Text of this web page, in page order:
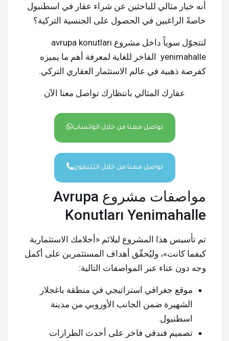
أنه خيار مثالي للباحثين عن شراء عقار في اسطنبول
خاصةً الراغبين في الحصول على الجنسية التركية؟
لنتجوّل سوياً داخل مشروع avrupa konutları
yenimahalle الفاخر للغاية لمعرفة أهم ما يميزه
كفرصة ذهبية في عالم الاستثمار العقاري التركي.
عقارك المثالي بانتظارك تواصل معنا الآن
تواصل معنا من خلال الواتساب
تواصل معنا من خلال التليفون
مواصفات مشروع Avrupa
Konutları Yenimahalle
تم تأسيس هذا المشروع ليلائم «أحلامك الاستثمارية
كيفما كانت»، وليُحقّق أهداف المستثمرين على أكمل
وجه دون عناء عبر المواصفات التالية:
موقع جغرافي استراتيجي في منطقة باغجلار
الشهيرة ضمن الجانب الأوروبي من مدينة
اسطنبول.
تصميم فندقي فاخر على أحدث الطرازات